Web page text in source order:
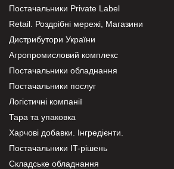
Постачальники Private Label
Retail. Роздрібні мережі, Магазини
Дистрибутори України
Агропромисловий комплекс
Постачальники обладнання
Постачальники послуг
Логістичні компанії
Тара та упаковка
Харчові добавки. Інгредієнти.
Постачальники IT-рішень
Складське обладнання